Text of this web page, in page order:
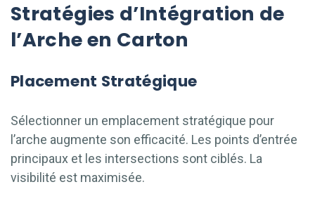
Stratégies d’Intégration de
l’Arche en Carton
Placement Stratégique
Sélectionner un emplacement stratégique pour
l’arche augmente son efficacité. Les points d’entrée
principaux et les intersections sont ciblés. La
visibilité est maximisée.